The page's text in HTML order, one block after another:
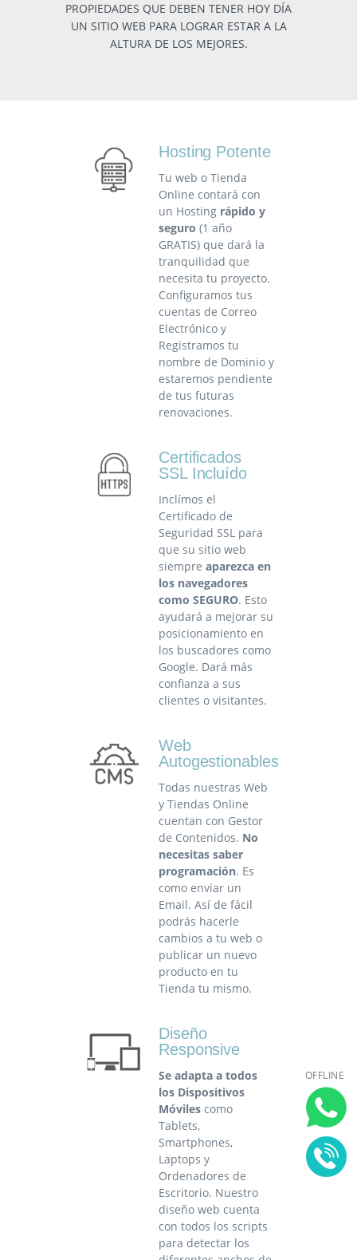
PROPIEDADES QUE DEBEN TENER HOY DÍA
UN SITIO WEB PARA LOGRAR ESTAR A LA
ALTURA DE LOS MEJORES.
Hosting Potente
Tu web o Tienda
Online contará con
un Hosting rápido y
seguro (1 año
GRATIS) que dará la
tranquilidad que
necesita tu proyecto.
Configuramos tus
cuentas de Correo
Electrónico y
Registramos tu
nombre de Dominio y
estaremos pendiente
de tus futuras
renovaciones.
Certificados
SSL Incluído
Inclímos el
Certificado de
Seguridad SSL para
que su sitio web
siempre aparezca en
los navegadores
como SEGURO. Esto
ayudará a mejorar su
posicionamiento en
los buscadores como
Google. Dará más
confianza a sus
clientes o visitantes.
Web
Autogestionables
Todas nuestras Web
y Tiendas Online
cuentan con Gestor
de Contenidos. No
necesitas saber
programación. Es
como enviar un
Email. Así de fácil
podrás hacerle
cambios a tu web o
publicar un nuevo
producto en tu
Tienda tu mismo.
Diseño
Responsive
Se adapta a todos
los Dispositivos
Móviles como
Tablets,
Smartphones,
Laptops y
Ordenadores de
Escritorio. Nuestro
diseño web cuenta
con todos los scripts
para detectar los
OFFLINE